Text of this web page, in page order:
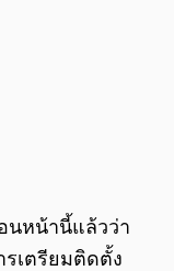
นหน้านี้แล้วว่า
เตรียมติดตั้ง